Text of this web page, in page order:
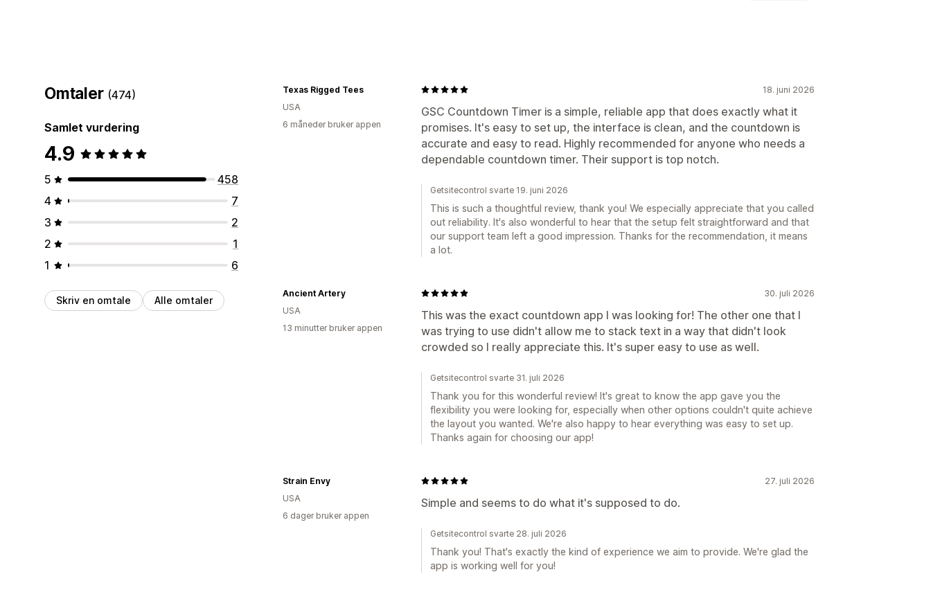
Fast minutt
Tidtakertype
Daglige tilbud Lynsalg Tidsbegrenset kampanje
Utløpsdato
Spesiell hendelse Produktlansering Sendingsfrist Butikklansering
Bannerposisjon
Farge og skrifttype Mobilresponsiv Planlegging
Omtaler (474)
Samlet vurdering
4.9
5
458
4
7
3
2
2
1
1
6
Skriv en omtale Alle omtaler
18. juni 2026
GSC Countdown Timer is a simple, reliable app that does exactly what it
promises. It's easy to set up, the interface is clean, and the countdown is
accurate and easy to read. Highly recommended for anyone who needs a
dependable countdown timer. Their support is top notch.
Texas Rigged Tees
USA
6 måneder bruker appen
Getsitecontrol svarte 19. juni 2026
This is such a thoughtful review, thank you! We especially appreciate that you called
out reliability. It's also wonderful to hear that the setup felt straightforward and that
our support team left a good impression. Thanks for the recommendation, it means
a lot.
30. juli 2026
This was the exact countdown app I was looking for! The other one that I
was trying to use didn't allow me to stack text in a way that didn't look
crowded so I really appreciate this. It's super easy to use as well.
Ancient Artery
USA
13 minutter bruker appen
Getsitecontrol svarte 31. juli 2026
Thank you for this wonderful review! It's great to know the app gave you the
flexibility you were looking for, especially when other options couldn't quite achieve
the layout you wanted. We're also happy to hear everything was easy to set up.
Thanks again for choosing our app!
27. juli 2026
Simple and seems to do what it's supposed to do.
Strain Envy
USA
6 dager bruker appen
Getsitecontrol svarte 28. juli 2026
Thank you! That's exactly the kind of experience we aim to provide. We're glad the
app is working well for you!